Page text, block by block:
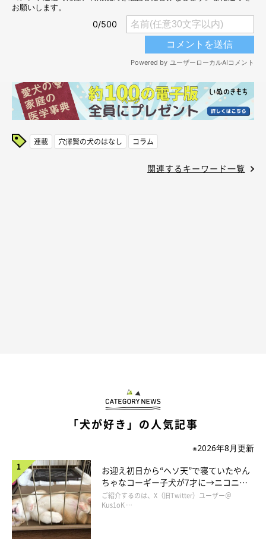
連載 穴澤賢の犬のはなし コラム
関連するキーワード一覧
「犬が好き」の人気記事
※2026年8月更新
お迎え初日から“ヘソ天”で寝ていたやん
ちゃなコーギー子犬が7才に→ニコニ
コ“コーギースマイル”が魅力のコに成
長！
ご紹介するのは、X（旧Twitter）ユーザー＠
Kus1oK …